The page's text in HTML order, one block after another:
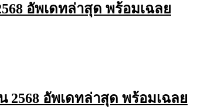
อัพเดทล่าสุด พร้อมเฉลย
อัพเดทล่าสุด พร้อมเฉลย